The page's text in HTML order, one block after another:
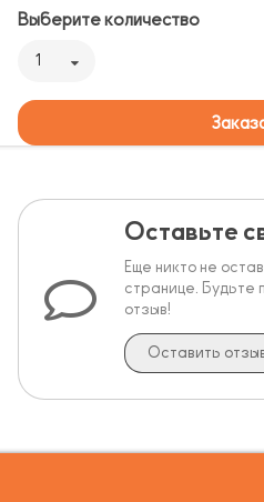
Выберите количество
1
Оставьте
Еще никто не
странице. Будьте
отзыв!
Оставить